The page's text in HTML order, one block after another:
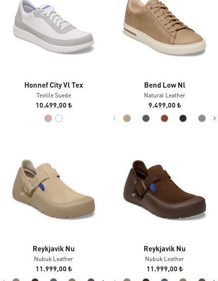
Honnef City Vl Tex
Textile Suede
10.499,00 ₺
Bend Low Nl
Natural Leather
9.499,00 ₺
Reykjavik Nu
Nubuk Leather
11.999,00 ₺
Reykjavik Nu
Nubuk Leather
11.999,00 ₺